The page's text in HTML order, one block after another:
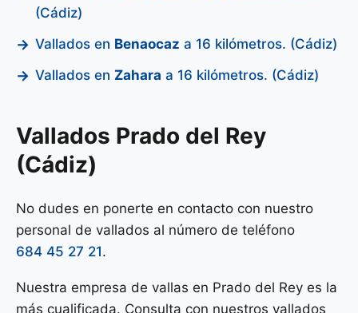
(Cádiz)
Vallados en Benaocaz a 16 kilómetros. (Cádiz)
Vallados en Zahara a 16 kilómetros. (Cádiz)
Vallados Prado del Rey
(Cádiz)
No dudes en ponerte en contacto con nuestro
personal de vallados al número de teléfono
684 45 27 21.
Nuestra empresa de vallas en Prado del Rey es la
más cualificada. Consulta con nuestros vallados